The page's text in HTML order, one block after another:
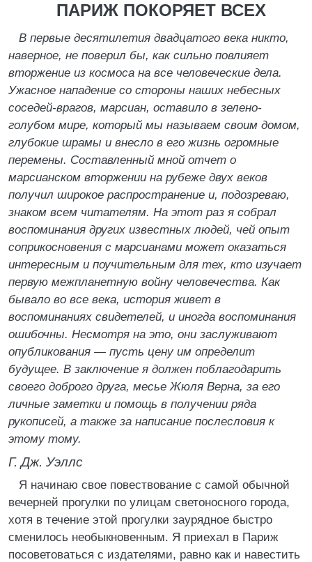
ПАРИЖ ПОКОРЯЕТ ВСЕХ
В первые десятилетия двадцатого века никто,
наверное, не поверил бы, как сильно повлияет
вторжение из космоса на все человеческие дела.
Ужасное нападение со стороны наших небесных
соседей-врагов, марсиан, оставило в зелено-
голубом мире, который мы называем своим домом,
глубокие шрамы и внесло в его жизнь огромные
перемены. Составленный мной отчет о
марсианском вторжении на рубеже двух веков
получил широкое распространение и, подозреваю,
знаком всем читателям. На этот раз я собрал
воспоминания других известных людей, чей опыт
соприкосновения с марсианами может оказаться
интересным и поучительным для тех, кто изучает
первую межпланетную войну человечества. Как
бывало во все века, история живет в
воспоминаниях свидетелей, и иногда воспоминания
ошибочны. Несмотря на это, они заслуживают
опубликования — пусть цену им определит
будущее. В заключение я должен поблагодарить
своего доброго друга, месье Жюля Верна, за его
личные заметки и помощь в получении ряда
рукописей, а также за написание послесловия к
этому тому.
Г. Дж. Уэллс
Я начинаю свое повествование с самой обычной
вечерней прогулки по улицам светоносного города,
хотя в течение этой прогулки заурядное быстро
сменилось необыкновенным. Я приехал в Париж
посоветоваться с издателями, равно как и навестить